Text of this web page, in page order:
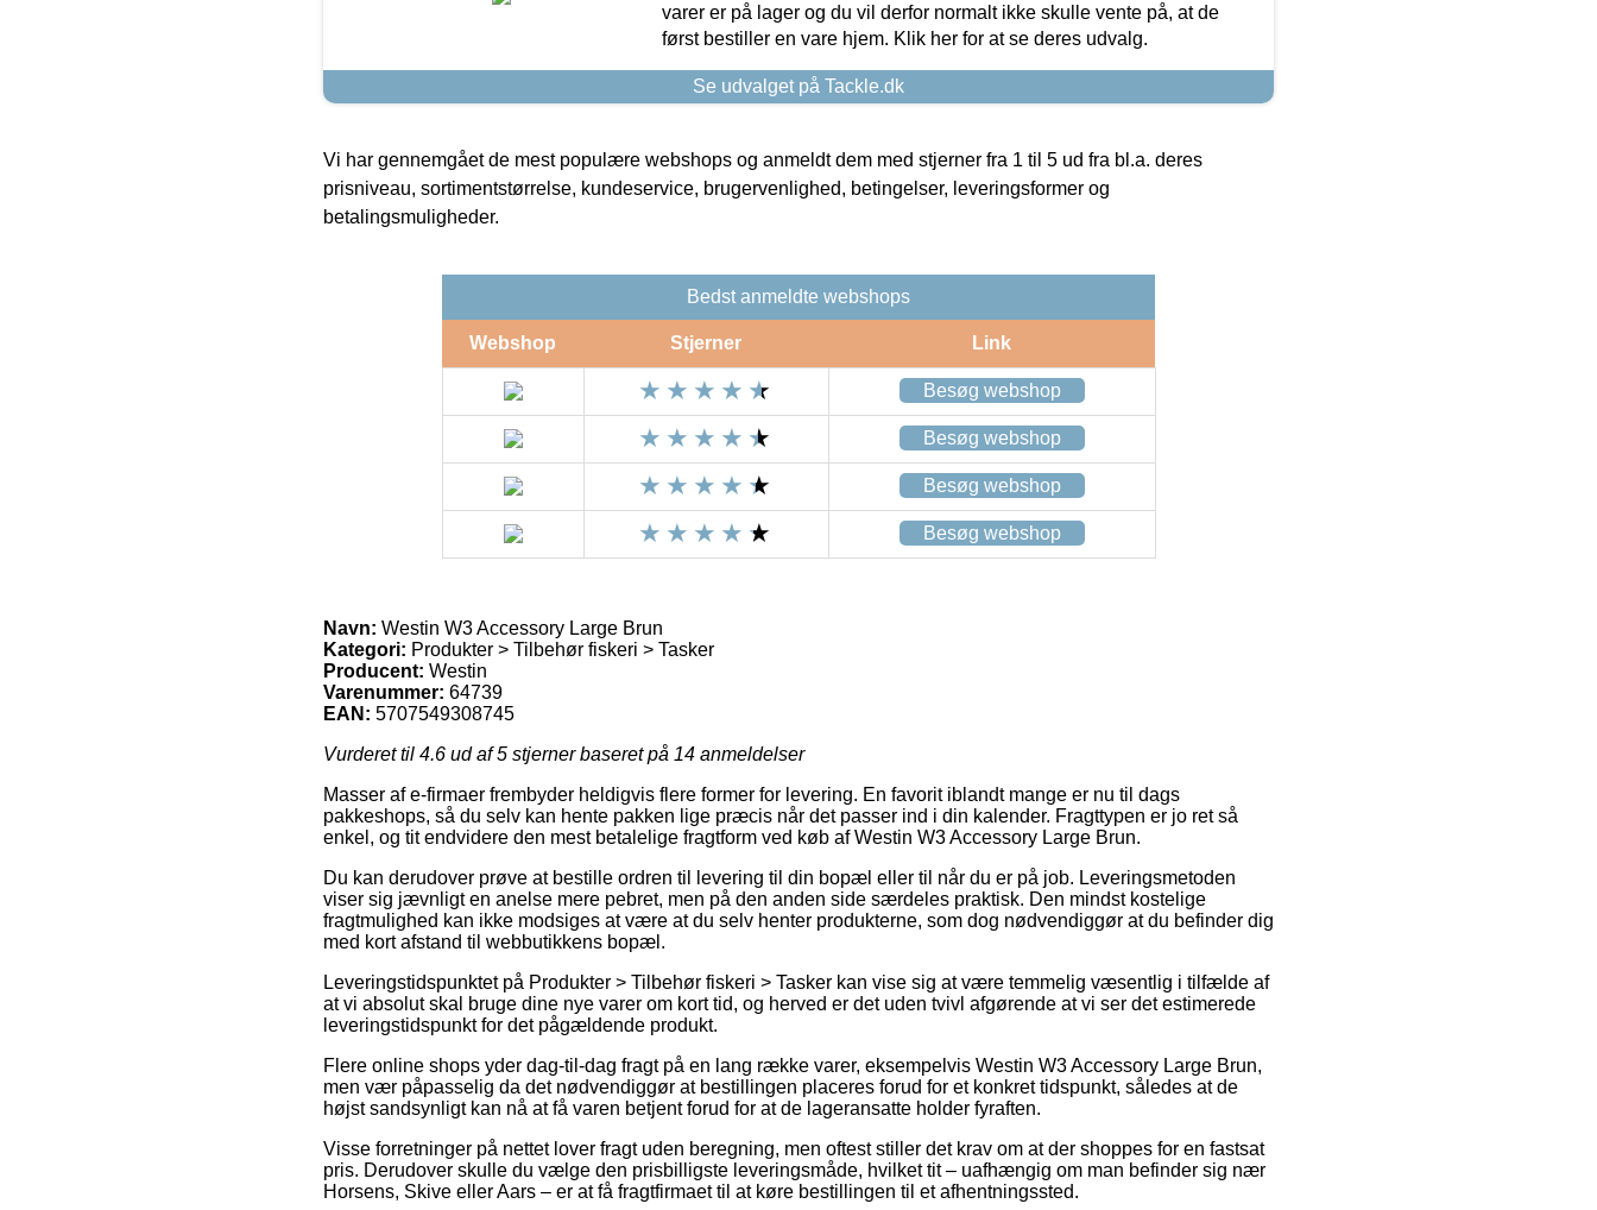
varer er på lager og du vil derfor normalt ikke skulle vente på, at de
først bestiller en vare hjem. Klik her for at se deres udvalg.
Se udvalget på Tackle.dk
Vi har gennemgået de mest populære webshops og anmeldt dem med stjerner fra 1 til 5 ud fra bl.a. deres
prisniveau, sortimentstørrelse, kundeservice, brugervenlighed, betingelser, leveringsformer og
betalingsmuligheder.
Bedst anmeldte webshops
Webshop Stjerner Link
Besøg webshop
Besøg webshop
Besøg webshop
Besøg webshop
Navn: Westin W3 Accessory Large Brun
Kategori: Produkter > Tilbehør fiskeri > Tasker
Producent: Westin
Varenummer: 64739
EAN: 5707549308745
Vurderet til 4.6 ud af 5 stjerner baseret på 14 anmeldelser
Masser af e-firmaer frembyder heldigvis flere former for levering. En favorit iblandt mange er nu til dags
pakkeshops, så du selv kan hente pakken lige præcis når det passer ind i din kalender. Fragttypen er jo ret så
enkel, og tit endvidere den mest betalelige fragtform ved køb af Westin W3 Accessory Large Brun.
Du kan derudover prøve at bestille ordren til levering til din bopæl eller til når du er på job. Leveringsmetoden
viser sig jævnligt en anelse mere pebret, men på den anden side særdeles praktisk. Den mindst kostelige
fragtmulighed kan ikke modsiges at være at du selv henter produkterne, som dog nødvendiggør at du befinder dig
med kort afstand til webbutikkens bopæl.
Leveringstidspunktet på Produkter > Tilbehør fiskeri > Tasker kan vise sig at være temmelig væsentlig i tilfælde af
at vi absolut skal bruge dine nye varer om kort tid, og herved er det uden tvivl afgørende at vi ser det estimerede
leveringstidspunkt for det pågældende produkt.
Flere online shops yder dag-til-dag fragt på en lang række varer, eksempelvis Westin W3 Accessory Large Brun,
men vær påpasselig da det nødvendiggør at bestillingen placeres forud for et konkret tidspunkt, således at de
højst sandsynligt kan nå at få varen betjent forud for at de lageransatte holder fyraften.
Visse forretninger på nettet lover fragt uden beregning, men oftest stiller det krav om at der shoppes for en fastsat
pris. Derudover skulle du vælge den prisbilligste leveringsmåde, hvilket tit – uafhængig om man befinder sig nær
Horsens, Skive eller Aars – er at få fragtfirmaet til at køre bestillingen til et afhentningssted.